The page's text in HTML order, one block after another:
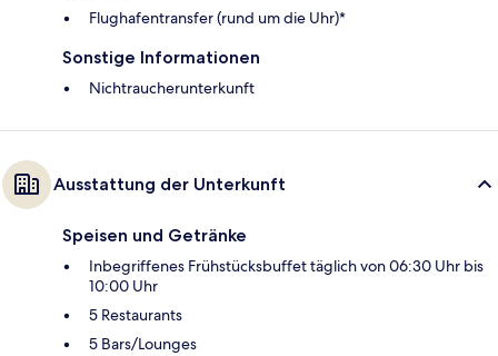
Flughafentransfer (rund um die Uhr)*
Sonstige Informationen
Nichtraucherunterkunft
Ausstattung der Unterkunft
Speisen und Getränke
Inbegriffenes Frühstücksbuffet täglich von 06:30 Uhr bis
10:00 Uhr
5 Restaurants
5 Bars/Lounges